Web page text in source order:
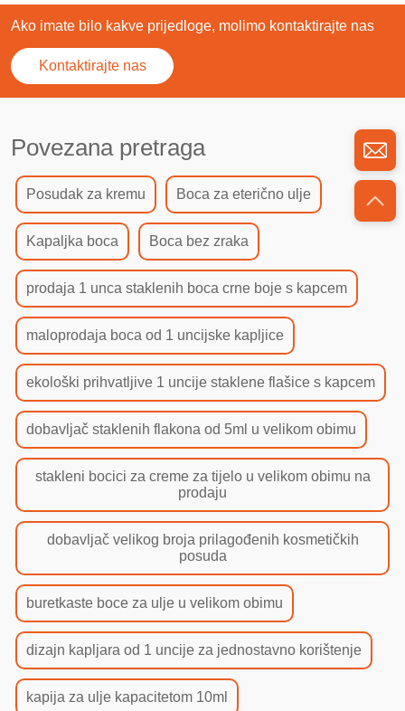
Ako imate bilo kakve prijedloge, molimo kontaktirajte nas
Kontaktirajte nas
Povezana pretraga
Posudak za kremu Boca za eterično ulje
Kapaljka boca Boca bez zraka
prodaja 1 unca staklenih boca crne boje s kapcem
maloprodaja boca od 1 uncijske kapljice
ekološki prihvatljive 1 uncije staklene flašice s kapcem
dobavljač staklenih flakona od 5ml u velikom obimu
stakleni bocici za creme za tijelo u velikom obimu na
prodaju
dobavljač velikog broja prilagođenih kosmetičkih
posuda
buretkaste boce za ulje u velikom obimu
dizajn kapljara od 1 uncije za jednostavno korištenje
kapija za ulje kapacitetom 10ml